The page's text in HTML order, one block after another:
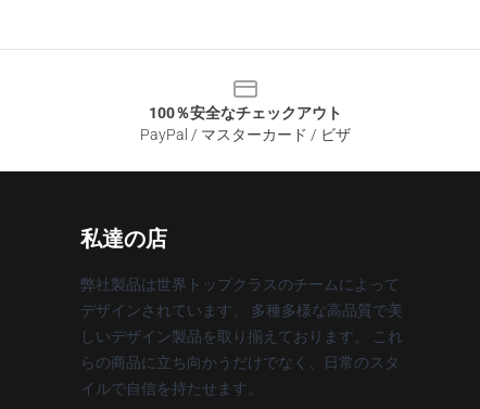
100％安全なチェックアウト
PayPal / マスターカード / ビザ
私達の店
弊社製品は世界トップクラスのチームによって
デザインされています。 多種多様な高品質で美
しいデザイン製品を取り揃えております。 これ
らの商品に立ち向かうだけでなく、日常のスタ
イルで自信を持たせます。